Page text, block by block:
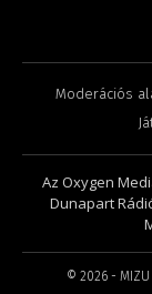
Moderációs
Az Oxygen
Dunapart
© 2026- MIZU